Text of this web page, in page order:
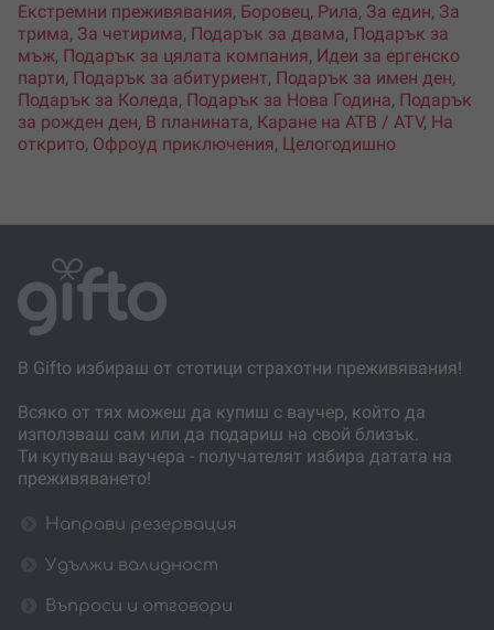
Екстремни преживявания, Боровец, Рила, За един, За
трима, За четирима, Подарък за двама, Подарък за
мъж, Подарък за цялата компания, Идеи за ергенско
парти, Подарък за абитуриент, Подарък за имен ден,
Подарък за Коледа, Подарък за Нова Година, Подарък
за рожден ден, В планината, Каране на АТВ / ATV, На
открито, Офроуд приключения, Целогодишно
В Gifto избираш от стотици страхотни преживявания!
Всяко от тях можеш да купиш с ваучер, който да
използваш сам или да подариш на свой близък.
Ти купуваш ваучера - получателят избира датата на
преживяването!
Направи резервация
Удължи валидност
Въпроси и отговори